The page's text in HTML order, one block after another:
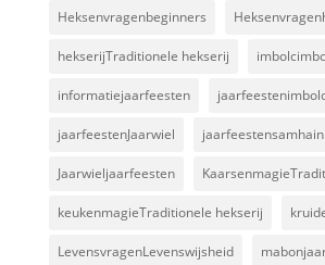
Heksenvragenbeginners
hekserijTraditionele hekserij
informatiejaarfeesten jaarfeestenimbolc
jaarfeestenJaarwiel jaarfeestensamhain
Jaarwieljaarfeesten
keukenmagieTraditionele hekserij
LevensvragenLevenswijsheid